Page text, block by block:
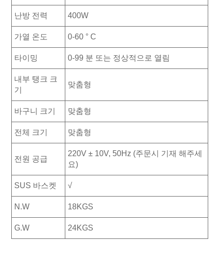
난방 전력 400W
가열 온도 0-60 ° C
타이밍 0-99 분 또는 정상적으로 열림
내부 탱크 크
기
맞춤형
바구니 크기 맞춤형
전체 크기 맞춤형
전원 공급
220V ± 10V, 50Hz (주문시 기재 해주세
요)
SUS 바스켓 √
N.W 18KGS
G.W 24KGS